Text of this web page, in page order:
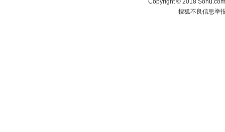
Copyright©2018
搜狐不良信息举